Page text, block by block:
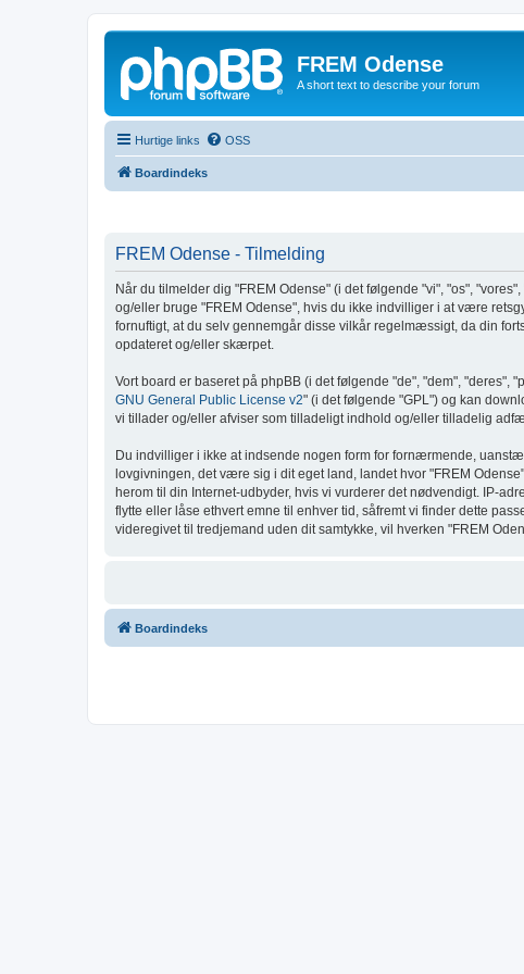
FREM Odense
A short text to describe your forum
Hurtige links OSS
Boardindeks
FREM Odense - Tilmelding
Når du tilmelder dig "FREM Odense" (i det følgende "vi", "os",
og/eller bruge "FREM Odense", hvis du ikke indvilliger i at være
fornuftigt, at du selv gennemgår disse vilkår regelmæssigt, da din
opdateret og/eller skærpet.
Vort board er baseret på phpBB (i det følgende "de", "dem", "deres",
GNU General Public License v2" (i det følgende "GPL") og kan
vi tillader og/eller afviser som tilladeligt indhold og/eller tilladelig
Du indvilliger i ikke at indsende nogen form for fornærmende,
lovgivningen, det være sig i dit eget land, landet hvor "FREM
herom til din Internet-udbyder, hvis vi vurderer det nødvendigt. IP-
flytte eller låse ethvert emne til enhver tid, såfremt vi finder dette
videregivet til tredjemand uden dit samtykke, vil hverken "FREM
Boardindeks